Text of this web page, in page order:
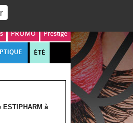
PROMO Prestige
ÉTÉ
ESTIPHARM à